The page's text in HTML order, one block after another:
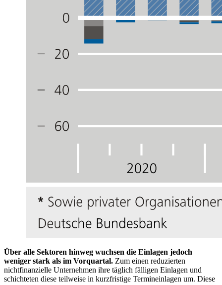
Über alle Sektoren hinweg wuchsen die Einlagen jedoch
weniger stark als im Vorquartal. Zum einen reduzierten
nichtfinanzielle Unternehmen ihre täglich fälligen Einlagen und
schichteten diese teilweise in kurzfristige Termineinlagen um. Diese